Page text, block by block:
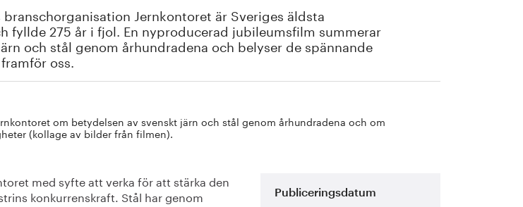
Jernkontoret är Sveriges äldsta
fyllde 275 år i fjol. En nyproducerad jubileumsfilm summerar
och stål genom århundradena och belyser de spännande
oss.
om betydelsen av svenskt järn och stål genom århundradena och om
(kollage av bilder från filmen).
med syfte att verka för att stärka den
konkurrenskraft. Stål har genom
Publiceringsdatum